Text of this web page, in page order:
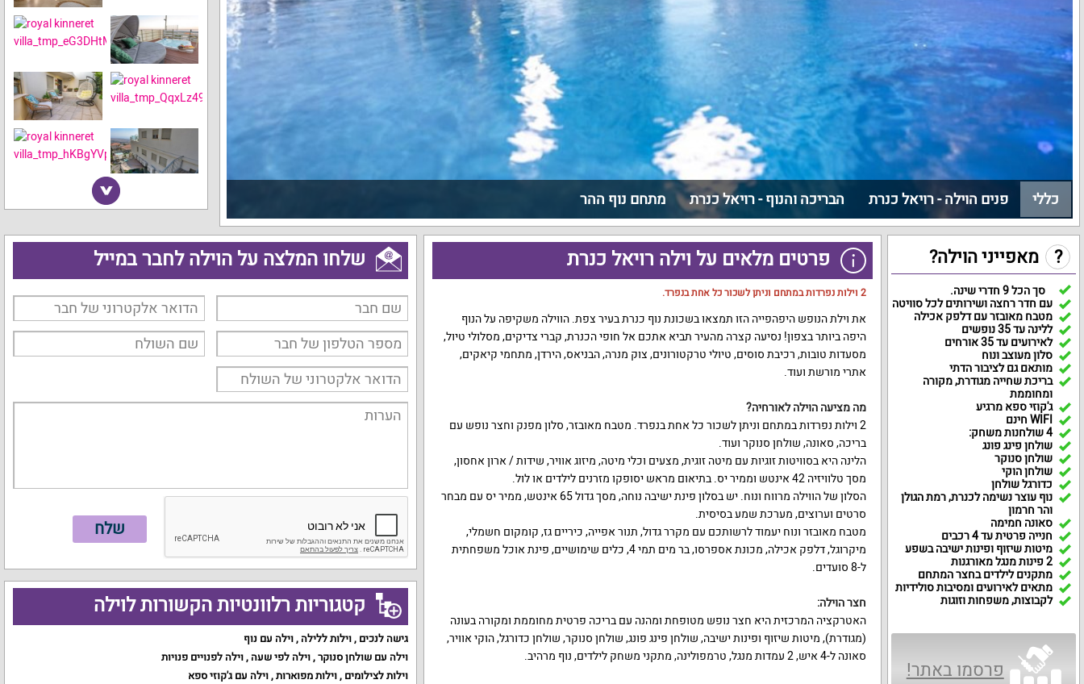
כללי פנים הוילה - רויאל כנרת הבריכה והנוף - רויאל כנרת מתחם נוף ההר
? מאפייני הוילה?
סך הכל 9 חדרי שינה.
עם חדר רחצה ושירותים לכל סוויטה
מטבח מאובזר עם דלפק אכילה
ללינה עד 35 נופשים
לאירועים עד 35 אורחים
סלון מעוצב ונוח
מותאם גם לציבור הדתי
בריכת שחייה מגודרת, מקורה
ומחוממת
ג'קוזי ספא מרגיע
WIFI חינם
4 שולחנות משחק:
שולחן פינג פונג
שולחן סנוקר
שולחן הוקי
כדורגל שולחן
נוף עוצר נשימה לכנרת, רמת הגולן
והר חרמון
סאונה חמימה
חנייה פרטית עד 4 רכבים
מיטות שיזוף ופינות ישיבה בשפע
2 פינות מנגל מאורגנות
מתקנים לילדים בחצר המתחם
מתאים לאירועים ומסיבות סולידיות
לקבוצות, משפחות וזוגות
פרסמו באתר!
פרטים מלאים על וילה רויאל כנרת
2 וילות נפרדות במתחם ו ניתן לשכור כל אחת בנפרד.
את וילת הנופש היפהפייה הזו תמצאו בשכונת נוף כנרת בעיר צפת. הווילה משקיפה על הנוף
היפה ביותר בצפון! נסיעה קצרה מהעיר תביא אתכם אל חופי הכנרת, קברי צדיקים, מסלולי טיול,
מסעדות טובות, רכיבת סוסים, טיולי טרקטורונים, צוק מנרה, הבניאס, הירדן, מתחמי קיאקים,
אתרי מורשת ועוד.
מה מציעה הוילה לאורחיה?
2 וילות נפרדות במתחם וניתן לשכור כל אחת בנפרד. מטבח מאובזר, סלון מפנק וחצר נופש עם
בריכה, סאונה, שולחן סנוקר ועוד.
הלינה היא בסוויטות זוגיות עם מיטה זוגית, מצעים וכלי מיטה, מיזוג אוויר, שידות / ארון אחסון,
מסך טלוויזיה 42 אינטש וממיר יס. בתיאום מראש יסופקו מזרנים לילדים או לול.
הסלון של הווילה מרווח ונוח. יש בסלון פינת ישיבה נוחה, מסך גדול 65 אינטש, ממיר יס עם מבחר
סרטים וערוצים, מערכת שמע בסיסית.
מטבח מאובזר ונוח יעמוד לרשותכם עם מקרר גדול, תנור אפייה, כיריים גז, קומקום חשמלי,
מיקרוגל, דלפק אכילה, מכונת אספרסו, בר מים תמי 4, כלים שימושיים, פינת אוכל משפחתית
ל-8 סועדים.
חצר הוילה:
האטרקציה המרכזית היא חצר נופש מטופחת ומהנה עם בריכה פרטית מחוממת ומקורה בעונה
(מגודרת), מיטות שיזוף ופינות ישיבה, שולחן פינג פונג, שולחן סנוקר, שולחן כדורגל, הוקי אוויר,
סאונה ל-4 איש, 2 עמדות מנגל, טרמפולינה, מתקני משחק לילדים, נוף מרהיב.
שלחו המלצה על הוילה לחבר במייל
קטגוריות רלוונטיות הקשורות לוילה
גישה לנכים ,וילות ללילה ,וילה עם נוף
וילה עם שולחן סנוקר,וילה לפי שעה ,וילה לפנויים פנויות
וילות לצילומים ,וילות מפוארות,וילה עם ג'קוזי ספא